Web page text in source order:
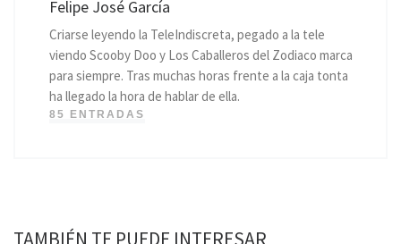
Felipe José García
Criarse leyendo la TeleIndiscreta, pegado a la tele
viendo Scooby Doo y Los Caballeros del Zodiaco marca
para siempre. Tras muchas horas frente a la caja tonta
ha llegado la hora de hablar de ella.
85 ENTRADAS
TAMBIÉN TE PUEDE INTERESAR